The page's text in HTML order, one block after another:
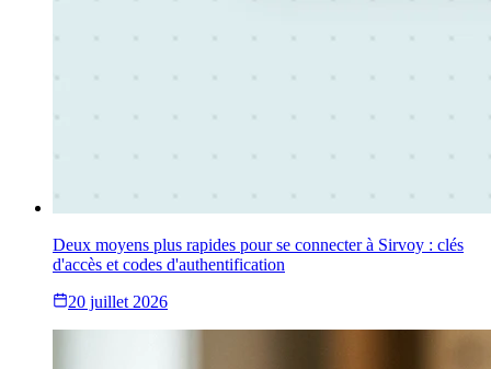
Deux moyens plus rapides pour se connecter à Sirvoy : clés
d'accès et codes d'authentification
20 juillet 2026